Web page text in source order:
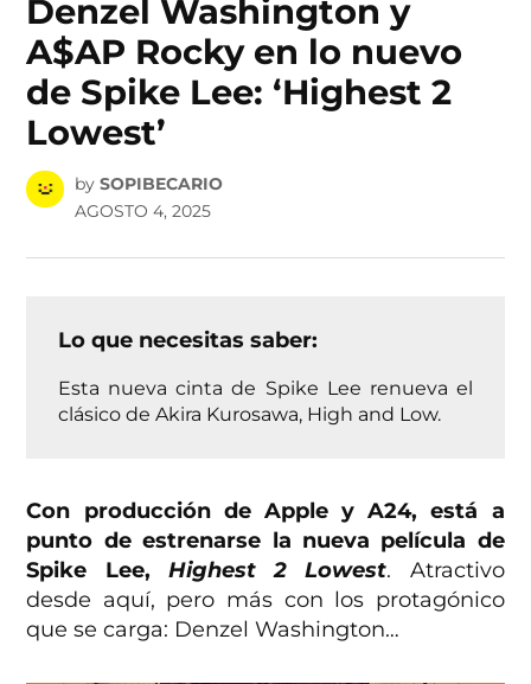
Denzel Washington y
A$AP Rocky en lo nuevo
de Spike Lee: ‘Highest 2
Lowest’
by SOPIBECARIO
AGOSTO 4, 2025
Lo que necesitas saber:
Esta nueva cinta de Spike Lee renueva el
clásico de Akira Kurosawa, High and Low.
Con producción de Apple y A24, está a
punto de estrenarse la nueva película de
Spike Lee, Highest 2 Lowest. Atractivo
desde aquí, pero más con los protagónico
que se carga: Denzel Washington…